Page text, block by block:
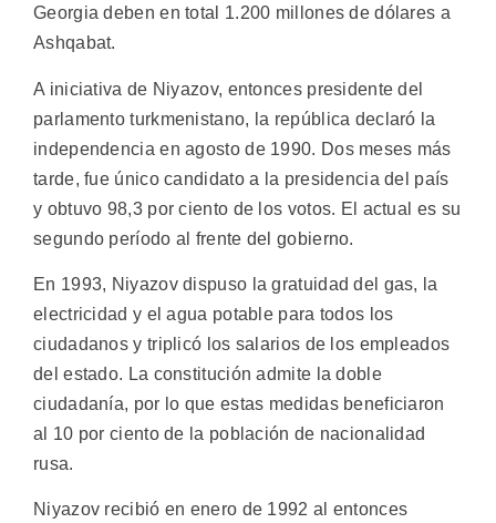
Georgia deben en total 1.200 millones de dólares a
Ashqabat.
A iniciativa de Niyazov, entonces presidente del
parlamento turkmenistano, la república declaró la
independencia en agosto de 1990. Dos meses más
tarde, fue único candidato a la presidencia del país
y obtuvo 98,3 por ciento de los votos. El actual es su
segundo período al frente del gobierno.
En 1993, Niyazov dispuso la gratuidad del gas, la
electricidad y el agua potable para todos los
ciudadanos y triplicó los salarios de los empleados
del estado. La constitución admite la doble
ciudadanía, por lo que estas medidas beneficiaron
al 10 por ciento de la población de nacionalidad
rusa.
Niyazov recibió en enero de 1992 al entonces